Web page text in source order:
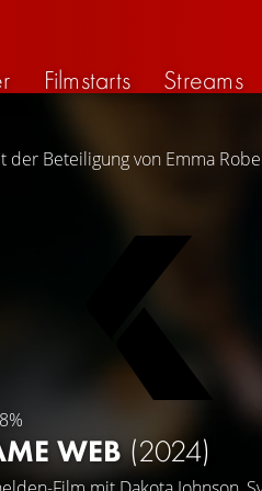
Filmstarts Streams
Beteiligung von Emma
WEB(2024)